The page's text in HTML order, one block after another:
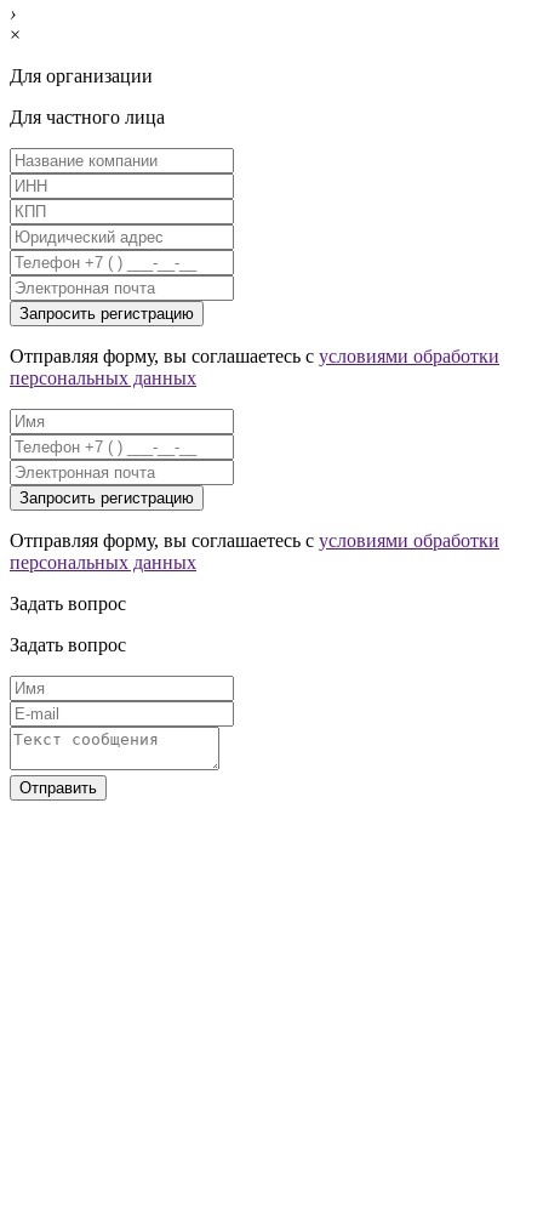
›
×
Для организации
Для частного лица
Отправляя форму, вы соглашаетесь с условиями обработки
персональных данных
Отправляя форму, вы соглашаетесь с условиями обработки
персональных данных
Задать вопрос
Задать вопрос
Отправить